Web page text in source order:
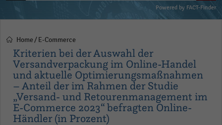
Powered by FACT-Finder
Pfadnavigation
Home E-Commerce
Kriterien bei der Auswahl der
Versandverpackung im Online-Handel
und aktuelle Optimierungsmaßnahmen
– Anteil der im Rahmen der Studie
„Versand- und Retourenmanagement im
E-Commerce 2023“ befragten Online-
Händler (in Prozent)